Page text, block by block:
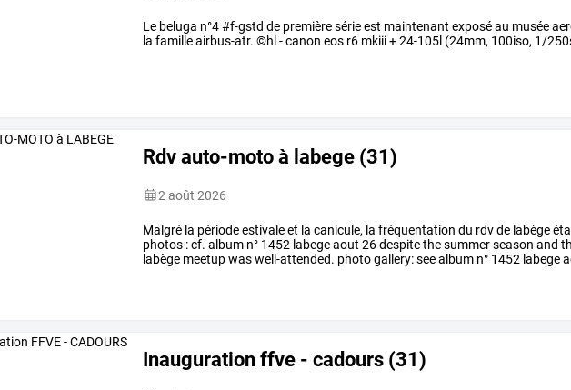
Le beluga n°4 #f-gstd de première série est maintenant exposé au musée
la famille airbus-atr. ©hl - canon eos r6 mkiii + 24-105l (24mm, 100iso, 1/
Rdv auto-moto à labege (31)
2 août 2026
Malgré la période estivale et la canicule, la fréquentation du rdv de labège
photos : cf. album n° 1452 labege aout 26 despite the summer season and
labège meetup was well-attended. photo gallery: see album n° 1452 labege
Inauguration ffve - cadours (31)